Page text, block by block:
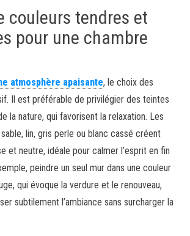
couleurs tendres et
pour une chambre
atmosphère apaisante, le choix des
Il est préférable de privilégier des teintes
la nature, qui favorisent la relaxation. Les
lin, gris perle ou blanc cassé créent
et neutre, idéale pour calmer l’esprit en fin
peindre un seul mur dans une couleur
qui évoque la verdure et le renouveau,
subtilement l’ambiance sans surcharger la